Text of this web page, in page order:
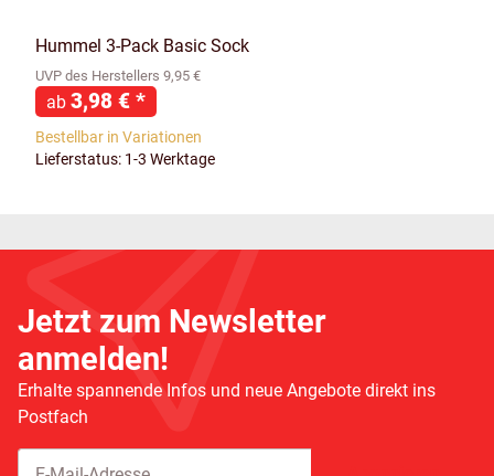
Hummel 3-Pack Basic Sock
UVP des Herstellers 9,95 €
ab 3,98 € *
Bestellbar in Variationen
Lieferstatus: 1-3 Werktage
Jetzt zum Newsletter
anmelden!
Erhalte spannende Infos und neue Angebote direkt ins
Postfach